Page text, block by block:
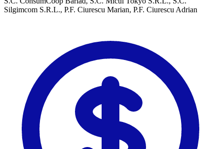
Silgimcom S.R.L., P.F. Ciurescu Marian, P.F. Ciurescu Adrian